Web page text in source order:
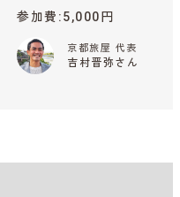
参加費 5,000円
京都旅屋 代表
吉村晋弥さん